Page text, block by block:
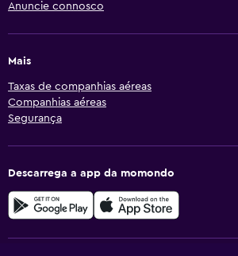
Anuncie connosco
Mais
Taxas de companhias aéreas
Companhias aéreas
Segurança
Descarrega a app da momondo